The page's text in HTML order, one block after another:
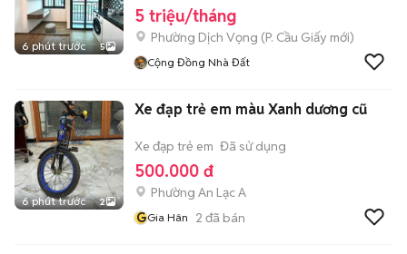
6 phút trước 5
5 triệu/tháng
Phường Dịch Vọng (P. Cầu Giấy mới)
Cộng Đồng Nhà Đất
6 phút trước 2
Xe đạp trẻ em màu Xanh dương cũ
Xe đạp trẻ em Đã sử dụng
500.000 đ
Phường An Lạc A
GGia Hân 2 đã bán